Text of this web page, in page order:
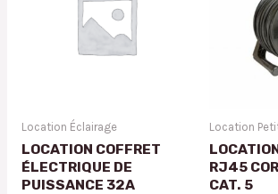
Location Éclairage
LOCATION COFFRET
ÉLECTRIQUE DE
PUISSANCE 32A
Location
RJ45
CAT. 5